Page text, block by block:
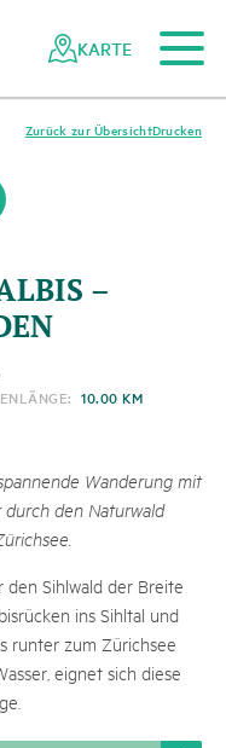
KARTE
Drucken
Zurück zur Übersicht
–
10.00 KM
Wanderung mit
den Naturwald
Sihlwald der Breite
ins Sihltal und
runter zum Zürichsee
eignet sich diese